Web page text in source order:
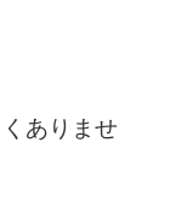
ありませ